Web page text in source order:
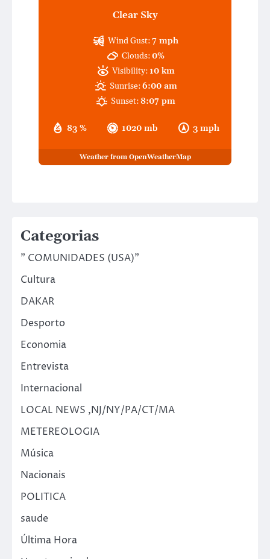
Clear Sky
83 % 1020 mb 3 mph
Wind Gust:7 mph
Clouds:0%
Visibility: 10 km
Sunrise:6:00 am
Sunset:8:07 pm
Weather from OpenWeatherMap
Categorias
" COMUNIDADES (USA)"
Cultura
DAKAR
Desporto
Economia
Entrevista
Internacional
LOCAL NEWS ,NJ/NY/PA/CT/MA
METEREOLOGIA
Música
Nacionais
POLITICA
saude
Última Hora